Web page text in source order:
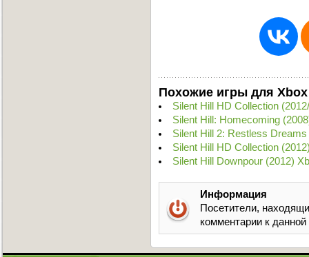
Похожие игры для Xbox
Silent Hill HD Collection
Silent Hill: Homecoming
Silent Hill 2: Restless
Silent Hill HD Collection
Silent Hill Downpour (2012)
Информация
Посетители,
комментарии к